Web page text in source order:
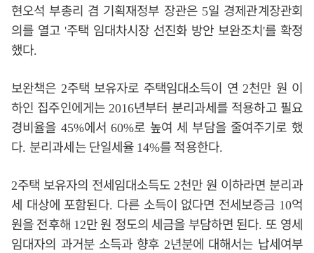
현오석 부총리 겸 기획재정부 장관은 5일 경제관계장관회
의를 열고 '주택 임대차시장 선진화 방안 보완조치'를 확정
했다.
보완책은 2주택 보유자로 주택임대소득이 연 2천만 원 이
하인 집주인에게는 2016년부터 분리과세를 적용하고 필요
경비율을 45%에서60%로 높여 세 부담을 줄여주기로 했
다. 분리과세는 단일세율 14%를 적용한다.
2주택 보유자의 전세임대소득도 2천만 원 이하라면 분리과
세 대상에 포함된다. 다른 소득이 없다면 전세보증금 10억
원을 전후해 12만 원 정도의 세금을 부담하면 된다. 또 영세
임대자의 과거분 소득과 향후 2년분에 대해서는 납세여부